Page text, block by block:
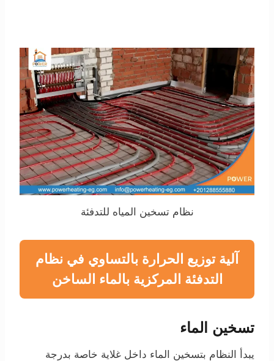
نظام تسخين المياه للتدفئة
آلية توزيع الحرارة بالتساوي في نظام
التدفئة المركزية بالماء الساخن
تسخين الماء
يبدأ النظام بتسخين الماء داخل غلاية خاصة بدرجة